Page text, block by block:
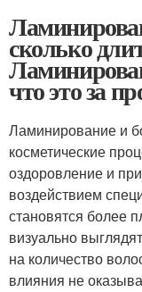
сколько
что это за
Ламинирование и
косметические
оздоровление и
воздействием
становятся более
визуально
на количество
влияния не